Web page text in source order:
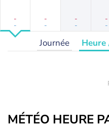
-
-
-
-
-
-
-
-
Journée Heure
MÉTÉO HEURE